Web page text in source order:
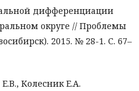
дифференциации
округе // Проблемы
2015. № 28-1. С. 67–
Колесник Е.А.